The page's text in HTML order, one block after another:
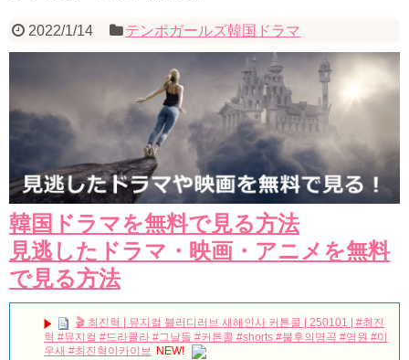
2022/1/14 テンポガールズ韓国ドラマ
韓国ドラマを無料で見る方法
見逃したドラマ・映画・アニメを無料
で見る方法
🎬 최진혁 | 뮤지컬 블러디러브 새해인사 커튼콜 | 250101 | #최진
혁 #뮤지컬 #드라큘라 #그날들 #커튼콜 #shorts #불후의명곡 #영원 #미
우새 #최진혁아카이브 NEW!